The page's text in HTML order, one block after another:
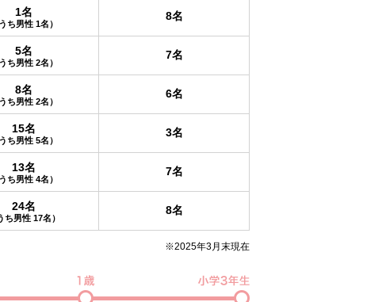
1名
うち男性 1名）
8名
5名
うち男性 2名）
7名
8名
うち男性 2名）
6名
15名
うち男性 5名）
3名
13名
うち男性 4名）
7名
24名
ち男性 17名）
8名
※2025年3月末現在